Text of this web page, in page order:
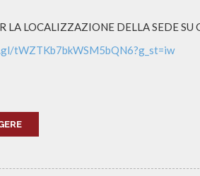
LA LOCALIZZAZIONE DELLA SEDE SU
tWZTKb7bkWSM5bQN6?g_st=iw